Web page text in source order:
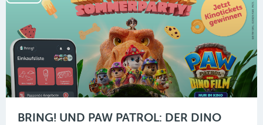
BRING! UND PAW PATROL: DER DINO